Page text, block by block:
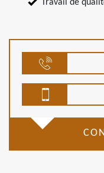
Travail de